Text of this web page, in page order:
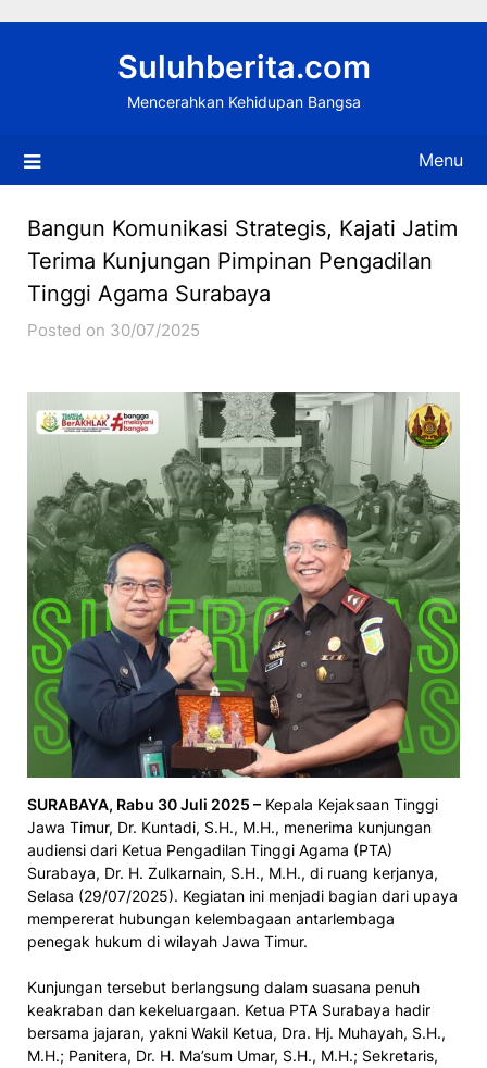
Suluhberita.com
Mencerahkan Kehidupan Bangsa
Menu
Bangun Komunikasi Strategis, Kajati Jatim
Terima Kunjungan Pimpinan Pengadilan
Tinggi Agama Surabaya
Posted on 30/07/2025
SURABAYA, Rabu 30 Juli 2025 – Kepala Kejaksaan Tinggi
Jawa Timur, Dr. Kuntadi, S.H., M.H., menerima kunjungan
audiensi dari Ketua Pengadilan Tinggi Agama (PTA)
Surabaya, Dr. H. Zulkarnain, S.H., M.H., di ruang kerjanya,
Selasa (29/07/2025). Kegiatan ini menjadi bagian dari upaya
mempererat hubungan kelembagaan antarlembaga
penegak hukum di wilayah Jawa Timur.
Kunjungan tersebut berlangsung dalam suasana penuh
keakraban dan kekeluargaan. Ketua PTA Surabaya hadir
bersama jajaran, yakni Wakil Ketua, Dra. Hj. Muhayah, S.H.,
M.H.; Panitera, Dr. H. Ma’sum Umar, S.H., M.H.; Sekretaris,